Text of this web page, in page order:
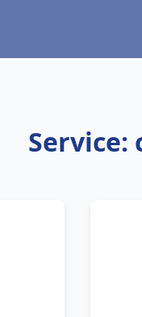
Service: